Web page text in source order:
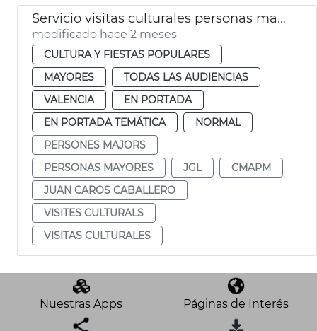
Servicio visitas culturales personas mayores València
modificado hace 2 meses
CULTURA Y FIESTAS POPULARES
MAYORES
TODAS LAS AUDIENCIAS
VALENCIA
EN PORTADA
EN PORTADA TEMÁTICA
NORMAL
PERSONES MAJORS
PERSONAS MAYORES
JGL
CMAPM
JUAN CAROS CABALLERO
VISITES CULTURALS
VISITAS CULTURALES
Nuestras Apps Páginas de Interés